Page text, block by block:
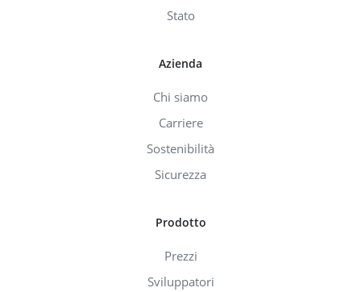
Stato
Azienda
Chi siamo
Carriere
Sostenibilità
Sicurezza
Prodotto
Prezzi
Sviluppatori